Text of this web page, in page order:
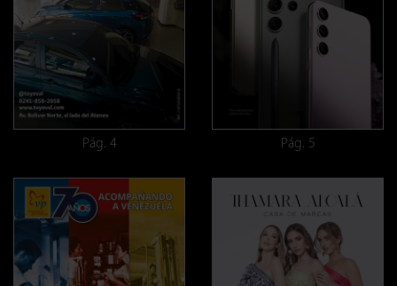
Pág. 4 Pág. 5